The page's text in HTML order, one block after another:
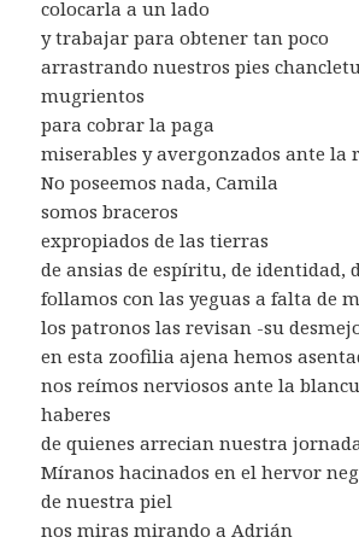
colocarla a un lado
y trabajar para obtener tan poco
arrastrando nuestros pies
mugrientos
para cobrar la paga
miserables y avergonzados ante la
No poseemos nada, Camila
somos braceros
expropiados de las tierras
de ansias de espíritu, de identidad,
follamos con las yeguas a falta de
los patronos las revisan -su
en esta zoofilia ajena hemos
nos reímos nerviosos ante la
haberes
de quienes arrecian nuestra
Míranos hacinados en el hervor
de nuestra piel
nos miras mirando a Adrián